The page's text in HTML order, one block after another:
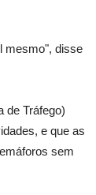
mesmo", disse
de Tráfego)
e que as
sem